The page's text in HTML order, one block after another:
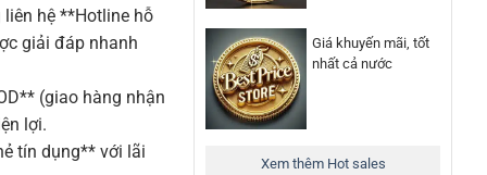
Giá khuyến mãi, tốt
nhất cả nước
Xem thêm Hot sales
hệ **Hotline hỗ
giải đáp nhanh
(giao hàng nhận
lợi.
tín dụng** với lãi